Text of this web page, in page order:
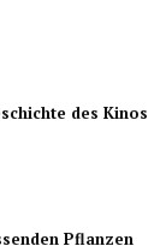
des Kinos
Pflanzen